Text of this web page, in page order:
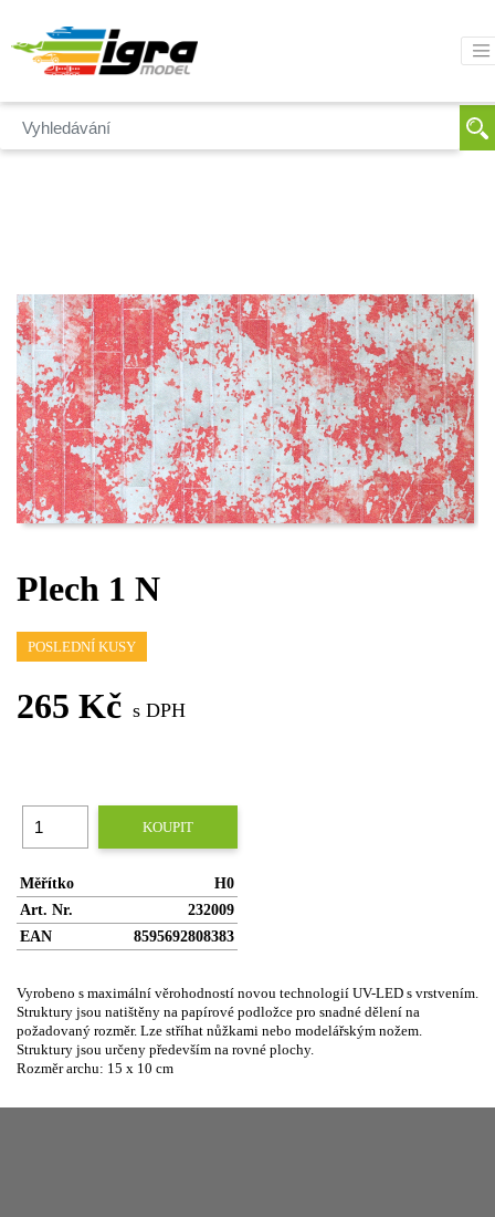
Plech 1 N
POSLEDNÍ KUSY
265 Kč s DPH
KOUPIT
Měřítko
H0
Art. Nr.
232009
EAN
8595692808383
Vyrobeno s maximální věrohodností novou technologií UV-LED s vrstvením.
Struktury jsou natištěny na papírové podložce pro snadné dělení na
požadovaný rozměr. Lze stříhat nůžkami nebo modelářským nožem.
Struktury jsou určeny především na rovné plochy.
Rozměr archu: 15 x 10 cm